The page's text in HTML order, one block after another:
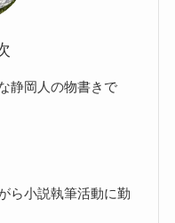
静岡人の物書きで
ら小説執筆活動に勤